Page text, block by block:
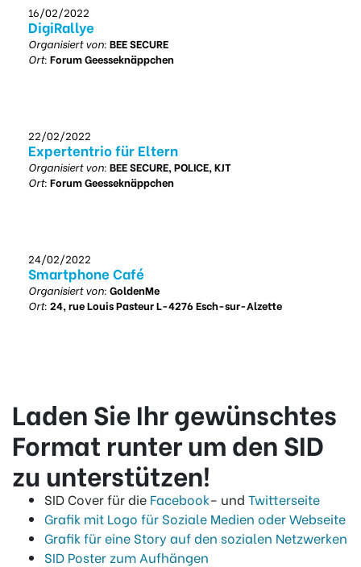
16/02/2022
DigiRallye
Organisiert von: BEE SECURE
Ort: Forum Geesseknäppchen
22/02/2022
Expertentrio für Eltern
Organisiert von: BEE SECURE, POLICE, KJT
Ort: Forum Geesseknäppchen
24/02/2022
Smartphone Café
Organisiert von: GoldenMe
Ort: 24, rue Louis Pasteur L-4276 Esch-sur-Alzette
Laden Sie Ihr gewünschtes
Format runter um den SID
zu unterstützen!
SID Cover für die Facebook– und Twitterseite
Grafik mit Logo für Soziale Medien oder Webseite
Grafik für eine Story auf den sozialen Netzwerken
SID Poster zum Aufhängen